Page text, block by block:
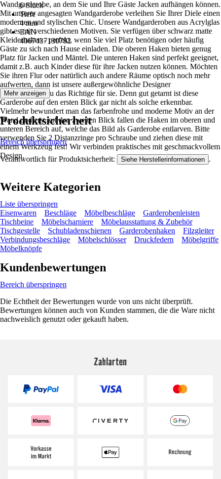
6 Stück
Tiefe
4 mm
EAN
4067437130782
Wandgarderobe, an dem Sie und Ihre Gäste Jacken aufhängen können.
Mit unserer angesagten Wandgarderobe verleihen Sie Ihrer Diele einen
modernen und stylischen Chic. Unsere Wandgarderoben aus Acrylglas
gibt es mit verschiedenen Motiven. Sie verfügen über schwarz matte
Kleiderhaken - perfekt, wenn Sie viel Platz benötigen oder häufig
Gäste zu sich nach Hause einladen. Die oberen Haken bieten genug
Platz für Jacken und Mäntel. Die unteren Haken sind perfekt geeignet,
damit z.B. auch Kinder diese für ihre Jacken nutzen können. Möchten
Sie ihren Flur oder natürlich auch andere Räume optisch noch mehr
aufwerten, dann ist unsere außergewöhnliche Designer
Garderobe genau das Richtige für sie. Denn gut getarnt ist diese
Garderobe auf den ersten Blick gar nicht als solche erkennbar.
Vielmehr bewundert man das farbenfrohe und moderne Motiv an der
Wand und erst auf den zweiten Blick fallen die Haken im oberen und
unteren Bereich auf, welche das Bild als Garderobe entlarven. Bitte
verwenden Sie 2 Distanzringe pro Schraube und ziehen diese mit
einem Werkzeug fest! Wir verbinden praktisches mit geschmackvollem
Design.
Mehr anzeigen
Produktsicherheit
Bereich überspringen
Verantwortlich für Produktsicherheit: Siehe Herstellerinformationen .
Weitere Kategorien
Liste überspringen
Eisenwaren
Beschläge Möbelbeschläge
Garderobenleisten
Tischbeine
Möbelscharniere
Möbelausstattung & Zubehör
Tischgestelle
Schubladenschienen Garderobenhaken
Filzgleiter
Verbindungsbeschläge
Möbelschlösser Druckfedern
Möbelgriffe
Möbelknöpfe
Kundenbewertungen
Bereich überspringen
Die Echtheit der Bewertungen wurde von uns nicht überprüft.
Bewertungen können auch von Kunden stammen, die die Ware nicht
nachweislich genutzt oder gekauft haben.
Zahlarten